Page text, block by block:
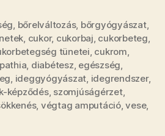
bőrelváltozás, bőrgyógyászat,
cukor, cukorbaj cukorbeteg
tünetei cukrom
diabétesz egészség
ideggyógyászat idegrendszer,
képződés, szomjúságérzet,
, végtag amputáció,vese,